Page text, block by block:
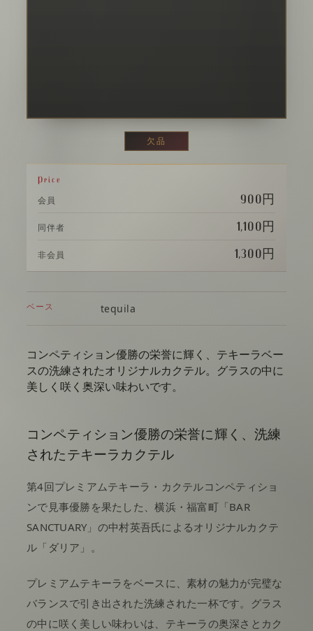
欠品
Price
会員 900円
同伴者 1,100円
非会員 1,300円
ベース tequila
コンペティション優勝の栄誉に輝く、テキーラベー
スの洗練されたオリジナルカクテル。グラスの中に
美しく咲く奥深い味わいです。
コンペティション優勝の栄誉に輝く、洗練
されたテキーラカクテル
第4回プレミアムテキーラ・カクテルコンペティショ
ンで見事優勝を果たした、横浜・福富町「BAR
SANCTUARY」の中村英吾氏によるオリジナルカクテ
ル「ダリア」。
プレミアムテキーラをベースに、素材の魅力が完璧な
バランスで引き出された洗練された一杯です。グラス
の中に咲く美しい味わいは、テキーラの奥深さとカク